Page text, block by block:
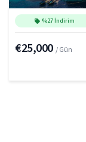
%27 İndirim
€25,000 / Gün